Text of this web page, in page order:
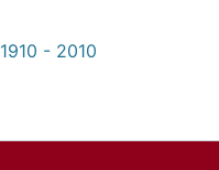
- 2010